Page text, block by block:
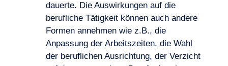
dauerte. Die Auswirkungen auf die
berufliche Tätigkeit können auch andere
Formen annehmen wie z.B., die
Anpassung der Arbeitszeiten, die Wahl
der beruflichen Ausrichtung, der Verzicht